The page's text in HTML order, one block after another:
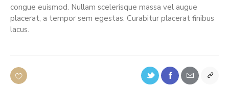
congue euismod. Nullam scelerisque massa vel augue
placerat, a tempor sem egestas. Curabitur placerat finibus
lacus.